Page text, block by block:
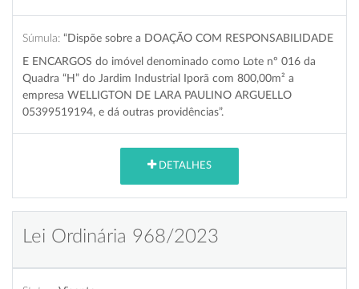
Súmula: “Dispõe sobre a DOAÇÃO COM RESPONSABILIDADE
E ENCARGOS do imóvel denominado como Lote nº 016 da
Quadra “H” do Jardim Industrial Iporã com 800,00m² a
empresa WELLIGTON DE LARA PAULINO ARGUELLO
05399519194, e dá outras providências”.
DETALHES
Lei Ordinária 968/2023